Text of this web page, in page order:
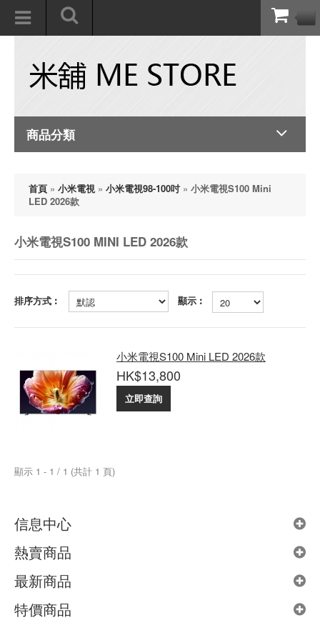
商品分類
首頁 » 小米電視» 小米電視98-100吋 » 小米電視S100 Mini
LED 2026款
小米電視S100 MINI LED 2026款
排序方式︰ 顯示︰
小米電視S100 Mini LED 2026款
HK$13,800
立即查詢
顯示 1 - 1 / 1 (共計 1 頁)
信息中心
熱賣商品
最新商品
特價商品